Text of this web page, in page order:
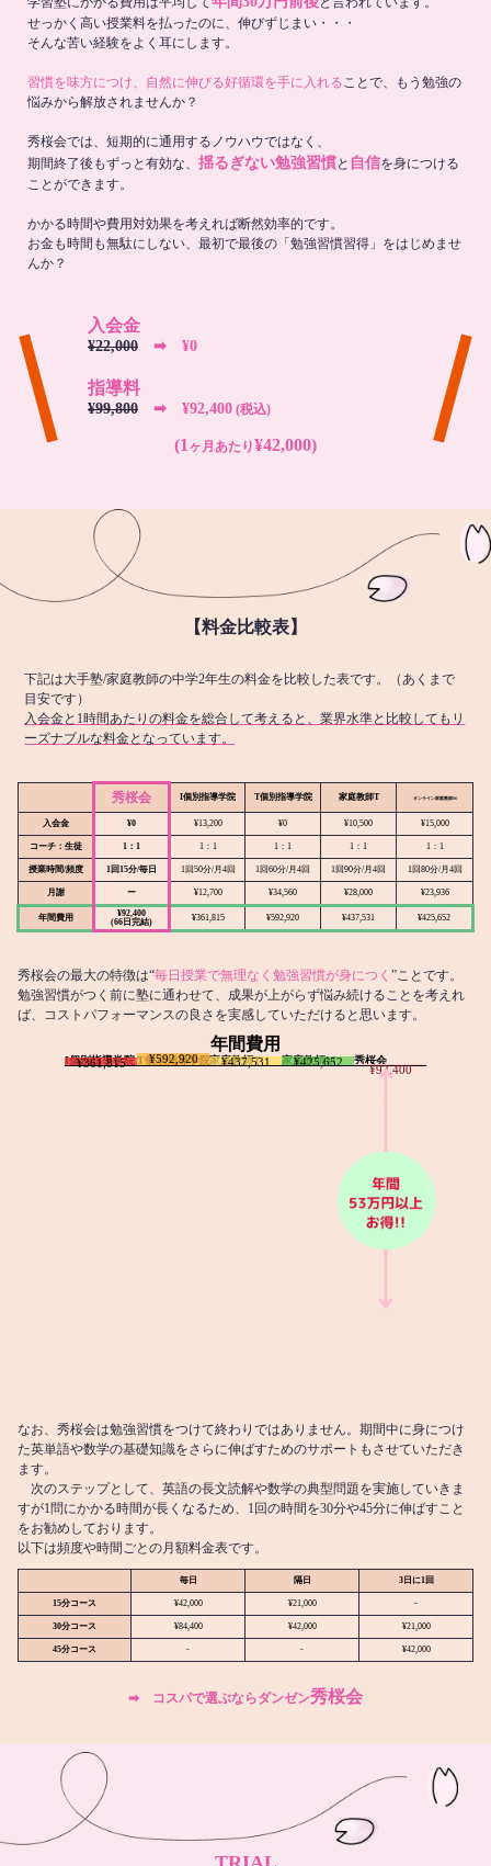
せっかく高い授業料を払ったのに、伸びずじまい・・・
そんな苦い経験をよく耳にします。
習慣を味方につけ、自然に伸びる好循環を手に入れることで、もう勉強の
悩みから解放されませんか？
秀桜会では、短期的に通用するノウハウではなく、
期間終了後もずっと有効な、 揺るぎない勉強習慣と 自信を身につける
ことができます。
かかる時間や費用対効果を考えれば断然効率的です。
お金も時間も無駄にしない、最初で最後の「勉強習慣習得」をはじめませ
んか？
入会金
¥22,000 ➡︎ ¥0
指導料
¥99,800 ➡︎ ¥92,400 (税込)
(1 ヶ月あたり¥42,000)
【料金比較表】
下記は大手塾/家庭教師の中学2年生の料金を比較した表です。（あくまで
目安です）
入会金と1時間あたりの料金を総合して考えると、業界水準と比較してもリ
ーズナブルな料金となっています。
秀桜会 I個別指導学院 T個別指導学院 家庭教師T オンライン家庭教師M
入会金 ¥0 ¥13,200 ¥0 ¥10,500 ¥15,000
コーチ：生徒 1：1 1：1 1：1 1：1 1：1
授業時間/頻度 1回15分/毎日 1回50分/月4回 1回60分/月4回 1回90分/月4回 1回80分/月4回
月謝 ー ¥12,700 ¥34,560 ¥28,000 ¥23,936
年間費用
¥92,400
(66日完結)
¥361,815 ¥592,920 ¥437,531 ¥425,652
秀桜会の最大の特徴は“毎日授業で無理なく勉強習慣が身につく ”ことです。
勉強習慣がつく前に塾に通わせて、成果が上がらず悩み続けることを考えれ
ば、コストパフォーマンスの良さを実感していただけると思います。
年間費用
I個別指導学院
¥361,815 T個別指導学院
¥592,920 家庭教師T
¥437,531 家庭教師M
¥425,652 秀桜会
¥92,400
なお、秀桜会は勉強習慣をつけて終わりではありません。期間中に身につけ
た英単語や数学の基礎知識をさらに伸ばすためのサポートもさせていただき
ます。
次のステップとして、英語の長文読解や数学の典型問題を実施していきま
すが1問にかかる時間が長くなるため、1回の時間を30分や45分に伸ばすこと
をお勧めしております。
以下は頻度や時間ごとの月額料金表です。
毎日 隔日 3日に1回
15分コース ¥42,000 ¥21,000 -
30分コース ¥84,400 ¥42,000 ¥21,000
45分コース - - ¥42,000
➡︎ コスパで選ぶならダンゼン秀桜会